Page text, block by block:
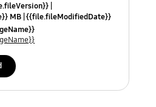
MB {{file.fileModifiedDate}}